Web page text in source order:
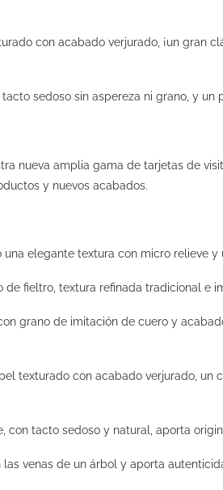
con acabado verjurado, ¡un gran
sedoso sin aspereza ni grano, y un
nueva amplia gama de tarjetas de
y nuevos acabados.
elegante textura con micro relieve y
de fieltro, textura refinada tradicional e
grano de imitación de cuero y
texturado con acabado verjurado, un
con tacto sedoso y natural, aporta
venas de un árbol y aporta